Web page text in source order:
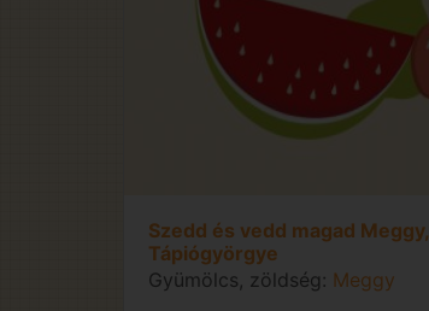
Szedd és vedd magad Meggy,
Tápiógyörgye
Gyümölcs, zöldség: Meggy